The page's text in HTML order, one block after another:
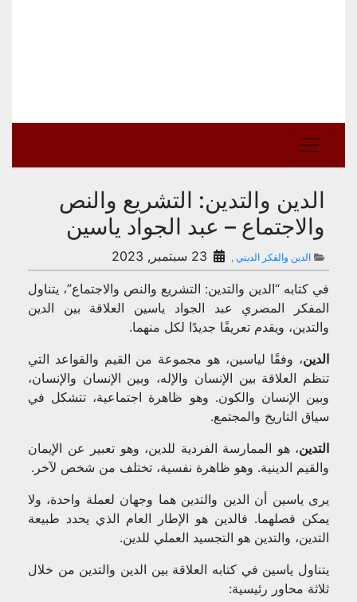
الدين والتدين: التشريع والنص
والاجتماع – عبد الجواد ياسين
الدين والفكر الديني ,
في كتابه “الدين والتدين: التشريع والنص والاجتماع”، يتناول
المفكر المصري عبد الجواد ياسين العلاقة بين الدين
والتدين، ويقدم تعريفًا جديدًا لكل منهما.
الدين، وفقًا لياسين، هو مجموعة من القيم والقواعد التي
تنظم العلاقة بين الإنسان والإله، وبين الإنسان والإنسان،
وبين الإنسان والكون. وهو ظاهرة اجتماعية، تتشكل في
سياق التاريخ والمجتمع.
التدين، هو الممارسة الفردية للدين، وهو تعبير عن الإيمان
والقيم الدينية. وهو ظاهرة نفسية، تختلف من شخص لآخر.
يرى ياسين أن الدين والتدين هما وجهان لعملة واحدة، ولا
يمكن فصلهما. فالدين هو الإطار العام الذي يحدد طبيعة
التدين، والتدين هو التجسيد العملي للدين.
يتناول ياسين في كتابه العلاقة بين الدين والتدين من خلال
ثلاثة محاور رئيسية: